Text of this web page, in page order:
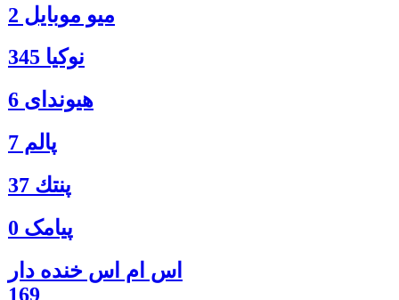
ميو موبايل 2
نوكيا 345
هیوندای 6
پالم 7
پنتك 37
پیامک 0
اس ام اس خنده دار
169